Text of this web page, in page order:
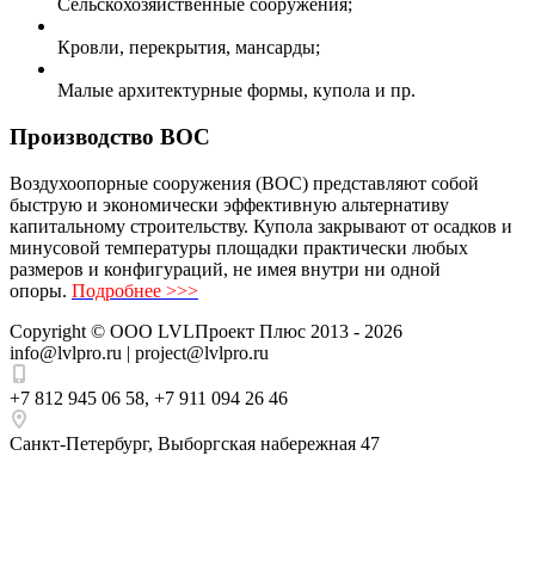
Сельскохозяйственные сооружения;
Кровли, перекрытия, мансарды;
Малые архитектурные формы, купола и пр.
Производство ВОС
Воздухоопорные сооружения (ВОС) представляют собой
быструю и экономически эффективную альтернативу
капитальному строительству. Купола закрывают от осадков и
минусовой температуры площадки практически любых
размеров и конфигураций, не имея внутри ни одной
опоры. Подробнее >>>
Copyright © ООО LVLПроект Плюс 2013 - 2026
info@lvlpro.ru | project@lvlpro.ru
+7 812 945 06 58, +7 911 094 26 46
Санкт-Петербург, Выборгская набережная 47